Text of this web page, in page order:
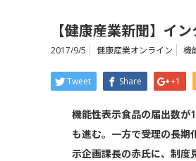
【健康産業新聞】イ
2017/9/5 健康産業オンライン 機
Tweet Share +1
機能性表示食品の届出数が
も進む。一方で受理の長期
示企画課長の赤氏に、制度